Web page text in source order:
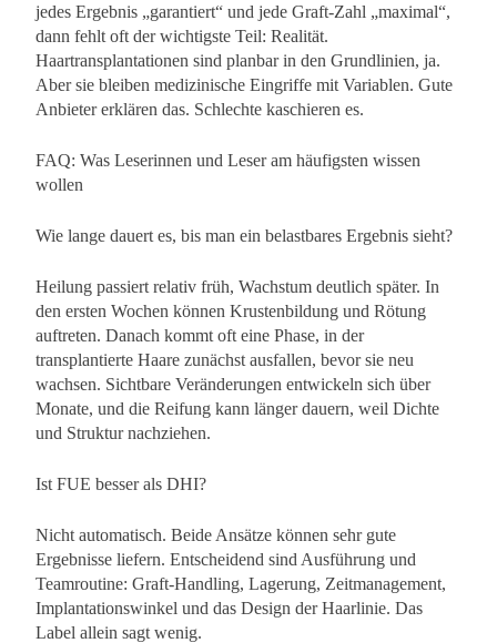
jedes Ergebnis „garantiert“ und jede Graft-Zahl „maximal“,
dann fehlt oft der wichtigste Teil: Realität.
Haartransplantationen sind planbar in den Grundlinien, ja.
Aber sie bleiben medizinische Eingriffe mit Variablen. Gute
Anbieter erklären das. Schlechte kaschieren es.
FAQ: Was Leserinnen und Leser am häufigsten wissen
wollen
Wie lange dauert es, bis man ein belastbares Ergebnis sieht?
Heilung passiert relativ früh, Wachstum deutlich später. In
den ersten Wochen können Krustenbildung und Rötung
auftreten. Danach kommt oft eine Phase, in der
transplantierte Haare zunächst ausfallen, bevor sie neu
wachsen. Sichtbare Veränderungen entwickeln sich über
Monate, und die Reifung kann länger dauern, weil Dichte
und Struktur nachziehen.
Ist FUE besser als DHI?
Nicht automatisch. Beide Ansätze können sehr gute
Ergebnisse liefern. Entscheidend sind Ausführung und
Teamroutine: Graft-Handling, Lagerung, Zeitmanagement,
Implantationswinkel und das Design der Haarlinie. Das
Label allein sagt wenig.